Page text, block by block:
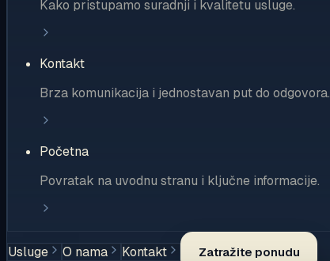
Kako pristupamo suradnji i kvalitetu usluge.
Kontakt
Brza komunikacija i jednostavan put do odgovora.
Početna
Povratak na uvodnu stranu i ključne informacije.
Usluge O nama Kontakt Zatražite ponudu